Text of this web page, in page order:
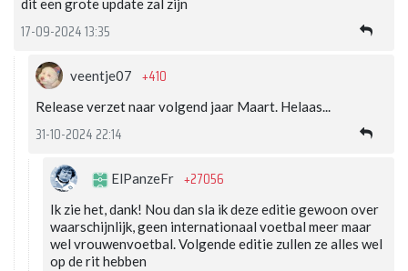
dit een grote update zal zijn
17-09-2024 13:35
veentje07 +410
Release verzet naar volgend jaar Maart. Helaas...
31-10-2024 22:14
ElPanzeFr +27056
Ik zie het, dank! Nou dan sla ik deze editie gewoon over
waarschijnlijk, geen internationaal voetbal meer maar
wel vrouwenvoetbal. Volgende editie zullen ze alles wel
op de rit hebben